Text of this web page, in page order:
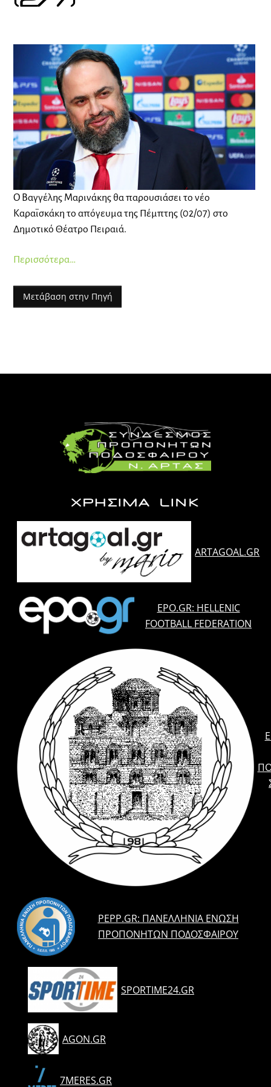
Ο Βαγγέλης Μαρινάκης θα παρουσιάσει το νέο
Καραϊσκάκη το απόγευμα της Πέμπτης (02/07) στο
Δημοτικό Θέατρο Πειραιά.
Περισσότερα…
Μετάβαση στην Πηγή
ΧΡΗΣΙΜΑ LINK
ARTAGOAL.GR
EPO.GR: HELLENIC
FOOTBALL FEDERATION
PEPP.GR: ΠΑΝΕΛΛΉΝΙΑ ΈΝΩΣΗ
ΠΡΟΠΟΝΗΤΏΝ ΠΟΔΟΣΦΑΊΡΟΥ
SPORTIME24.GR
AGON.GR
7MERES.GR